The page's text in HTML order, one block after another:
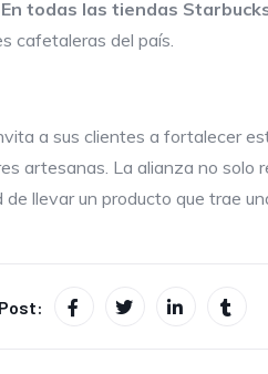
En todas las tiendas
cafetaleras del país.
a sus clientes a fortalecer
artesanas. La alianza no solo
llevar un producto que trae